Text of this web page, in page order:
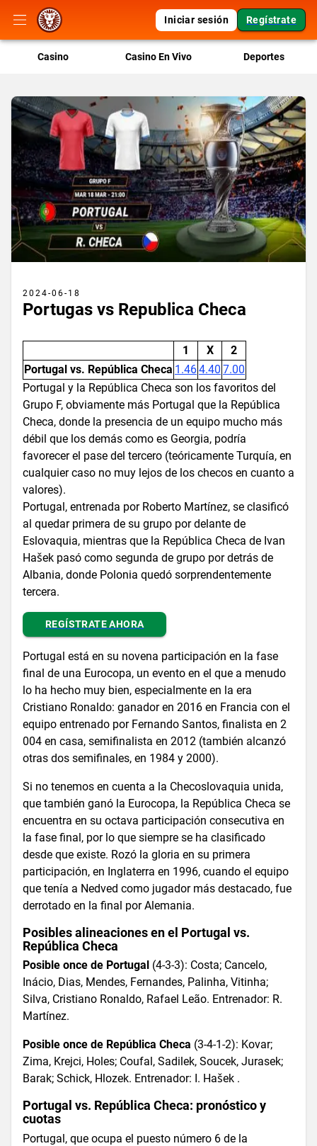
Iniciar sesión Regístrate
Casino Casino En Vivo Deportes
2024-06-18
Portugas vs Republica Checa
1 X
2
Portugal vs. República Checa 1.464.40 7.00
Portugal y la República Checa son los favoritos del
Grupo F, obviamente más Portugal que la República
Checa, donde la presencia de un equipo mucho más
débil que los demás como es Georgia, podría
favorecer el pase del tercero (teóricamente Turquía, en
cualquier caso no muy lejos de los checos en cuanto a
valores).
Portugal, entrenada por Roberto Martínez, se clasificó
al quedar primera de su grupo por delante de
Eslovaquia, mientras que la República Checa de Ivan
Hašek pasó como segunda de grupo por detrás de
Albania, donde Polonia quedó sorprendentemente
tercera.
REGÍSTRATE AHORA
Portugal está en su novena participación en la fase
final de una Eurocopa, un evento en el que a menudo
lo ha hecho muy bien, especialmente en la era
Cristiano Ronaldo: ganador en 2016 en Francia con el
equipo entrenado por Fernando Santos, finalista en 2
004 en casa, semifinalista en 2012 (también alcanzó
otras dos semifinales, en 1984 y 2000).
Si no tenemos en cuenta a la Checoslovaquia unida,
que también ganó la Eurocopa, la República Checa se
encuentra en su octava participación consecutiva en
la fase final, por lo que siempre se ha clasificado
desde que existe. Rozó la gloria en su primera
participación, en Inglaterra en 1996, cuando el equipo
que tenía a Nedved como jugador más destacado, fue
derrotado en la final por Alemania.
Posibles alineaciones en el Portugal vs.
República Checa
Posible once de Portugal (4-3-3): Costa; Cancelo,
Inácio, Dias, Mendes, Fernandes, Palinha, Vitinha;
Silva, Cristiano Ronaldo, Rafael Leão. Entrenador: R.
Martínez.
Posible once de República Checa (3-4-1-2): Kovar;
Zima, Krejci, Holes; Coufal, Sadilek, Soucek, Jurasek;
Barak; Schick, Hlozek. Entrenador: I. Hašek .
Portugal vs. República Checa: pronóstico y
cuotas
Portugal, que ocupa el puesto número 6 de la